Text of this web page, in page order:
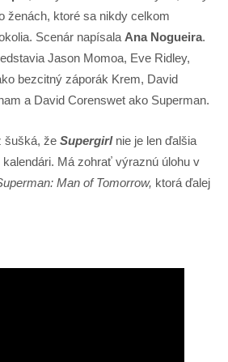
ženách, ktoré sa nikdy celkom
Scenár napísala Ana Nogueira.
Jason Momoa, Eve Ridley,
bezcitný záporák Krem, David
a David Corenswet ako Superman.
šušká, žeSupergirlnie je len ďalšia
Má zohrať výraznú úlohu v
Man of Tomorrow, ktorá ďalej